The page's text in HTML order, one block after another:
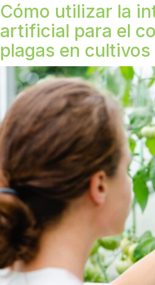
Cómo utilizar la
artificial para el
plagas en cultivos